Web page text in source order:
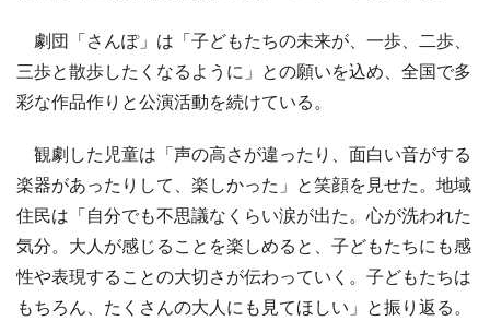
劇団「さんぽ」は「子どもたちの未来が、一歩、二歩、
三歩と散歩したくなるように」との願いを込め、全国で多
彩な作品作りと公演活動を続けている。
観劇した児童は「声の高さが違ったり、面白い音がする
楽器があったりして、楽しかった」と笑顔を見せた。地域
住民は「自分でも不思議なくらい涙が出た。心が洗われた
気分。大人が感じることを楽しめると、子どもたちにも感
性や表現することの大切さが伝わっていく。子どもたちは
もちろん、たくさんの大人にも見てほしい」と振り返る。